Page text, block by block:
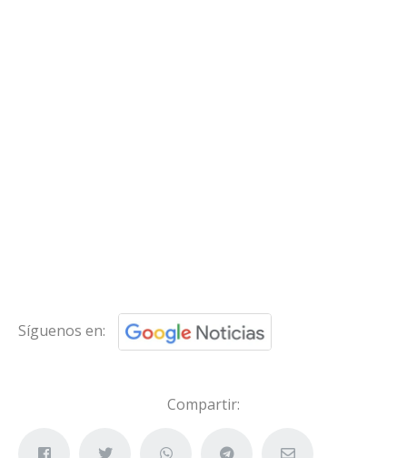
Síguenos en:
Compartir: